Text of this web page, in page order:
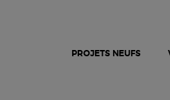
PROJETS NEUFS